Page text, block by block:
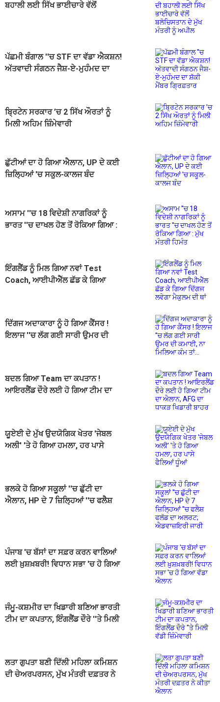
ਬਹਾਲੀ ਲਈ ਸਿੱਖ ਭਾਈਚਾਰੇ ਵੱਲੋਂ
ਪੱਛਮੀ ਬੰਗਾਲ ''ਚ STF ਦਾ ਵੱਡਾ ਐਕਸ਼ਨ!
ਅੱਤਵਾਦੀ ਸੰਗਠਨ ਜੈਸ਼-ਏ-ਮੁਹੰਮਦ ਦਾ
ਬ੍ਰਿਟੇਨ ਸਰਕਾਰ ’ਚ 2 ਸਿੱਖ ਔਰਤਾਂ ਨੂੰ
ਮਿਲੀ ਅਹਿਮ ਜ਼ਿੰਮੇਵਾਰੀ
ਛੁੱਟੀਆਂ ਦਾ ਹੋ ਗਿਆ ਐਲਾਨ, UP ਦੇ ਕਈ
ਜ਼ਿਲ੍ਹਿਆਂ 'ਚ ਸਕੂਲ-ਕਾਲਜ ਬੰਦ
ਅਸਾਮ ''ਚ 18 ਵਿਦੇਸ਼ੀ ਨਾਗਰਿਕਾਂ ਨੂੰ
ਭਾਰਤ ''ਚ ਦਾਖਲ ਹੋਣ ਤੋਂ ਰੋਕਿਆ ਗਿਆ :
ਇੰਗਲੈਂਡ ਨੂੰ ਮਿਲ ਗਿਆ ਨਵਾਂ Test
Coach, ਆਈਪੀਐੱਲ ਛੱਡ ਕੇ ਗਿਆ
ਦਿੱਗਜ ਅਦਾਕਾਰਾ ਨੂੰ ਹੋ ਗਿਆ ਕੈਂਸਰ !
ਇਲਾਜ ''ਚ ਲੱਗ ਗਈ ਸਾਰੀ ਉਮਰ ਦੀ
ਬਦਲ ਗਿਆ Team ਦਾ ਕਪਤਾਨ !
ਆਇਰਲੈਂਡ ਦੌਰੇ ਲਈ ਹੋ ਗਿਆ ਟੀਮ ਦਾ
ਯੂਏਈ ਦੇ ਮੁੱਖ ਉਦਯੋਗਿਕ ਖੇਤਰ 'ਜੇਬਲ
ਅਲੀ' 'ਤੇ ਹੋ ਗਿਆ ਹਮਲਾ, ਹਰ ਪਾਸੇ
ਭਲਕੇ ਹੋ ਗਿਆ ਸਕੂਲਾਂ ''ਚ ਛੁੱਟੀ ਦਾ
ਐਲਾਨ, HP ਦੇ 7 ਜ਼ਿਲ੍ਹਿਆਂ ''ਚ ਫਲੈਸ਼
ਪੰਜਾਬ 'ਚ ਬੱਸਾਂ ਦਾ ਸਫ਼ਰ ਕਰਨ ਵਾਲਿਆਂ
ਲਈ ਖ਼ੁਸ਼ਖ਼ਬਰੀ! ਵਿਧਾਨ ਸਭਾ 'ਚ ਹੋ ਗਿਆ
ਜੰਮੂ-ਕਸ਼ਮੀਰ ਦਾ ਖਿਡਾਰੀ ਬਣਿਆ ਭਾਰਤੀ
ਟੀਮ ਦਾ ਕਪਤਾਨ, ਇੰਗਲੈਂਡ ਦੌਰੇ ''ਤੇ ਮਿਲੀ
ਲਤਾ ਗੁਪਤਾ ਬਣੀ ਦਿੱਲੀ ਮਹਿਲਾ ਕਮਿਸ਼ਨ
ਦੀ ਚੇਅਰਪਰਸਨ, ਮੁੱਖ ਮੰਤਰੀ ਦਫ਼ਤਰ ਨੇ